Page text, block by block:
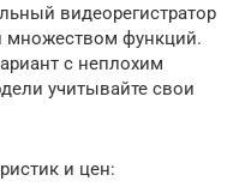
видеорегистратор
множеством функций.
с неплохим
учитывайте свои
и цен: